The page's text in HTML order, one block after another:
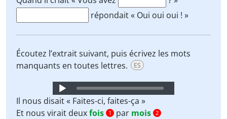
répondait « Oui oui oui ! »
Écoutez l’extrait suivant, puis écrivez les mots
manquants en toutes lettres.
ES
Audio
Player
Il nous disait « Faites-ci, faites-ça »
Et nous virait deuxfois 1 par mois 2